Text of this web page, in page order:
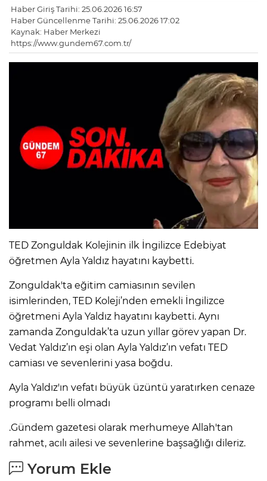
Haber Giriş Tarihi: 25.06.2026 16:57
Haber Güncellenme Tarihi: 25.06.2026 17:02
Kaynak: Haber Merkezi
https://www.gundem67.com.tr/
TED Zonguldak Kolejinin ilk İngilizce Edebiyat
öğretmen Ayla Yaldız hayatını kaybetti.
Zonguldak'ta eğitim camiasının sevilen
isimlerinden, TED Koleji’nden emekli İngilizce
öğretmeni Ayla Yaldız hayatını kaybetti. Aynı
zamanda Zonguldak’ta uzun yıllar görev yapan Dr.
Vedat Yaldız’ın eşi olan Ayla Yaldız’ın vefatı TED
camiası ve sevenlerini yasa boğdu.
Ayla Yaldız'ın vefatı büyük üzüntü yaratırken cenaze
programı belli olmadı
.Gündem gazetesi olarak merhumeye Allah'tan
rahmet, acılı ailesi ve sevenlerine başsağlığı dileriz.
Yorum Ekle